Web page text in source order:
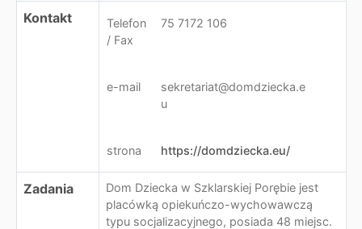
Kontakt
Telefon
/ Fax
75 7172 106
e-mail
sekretariat@domdziecka.e
u
strona https://domdziecka.eu/
Zadania
Dom Dziecka w Szklarskiej Porębie jest
placówką opiekuńczo-wychowawczą
typu socjalizacyjnego, posiada 48 miejsc.